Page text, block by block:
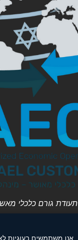
תעודת גורם כלכלי
אנו משתמשים בעוגיות